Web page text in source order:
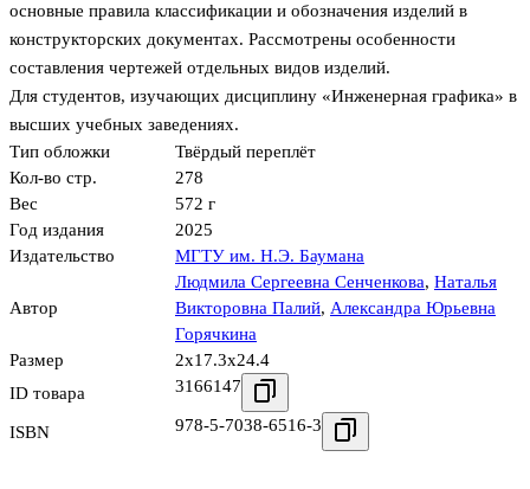
основные правила классификации и обозначения изделий в
конструкторских документах. Рассмотрены особенности
составления чертежей отдельных видов изделий.
Для студентов, изучающих дисциплину «Инженерная графика» в
высших учебных заведениях.
Тип обложки
Твёрдый переплёт
Кол-во стр.
278
Вес
572 г
Год издания
2025
Издательство
МГТУ им. Н.Э. Баумана
Автор
Людмила Сергеевна Сенченкова, Наталья
Викторовна Палий, Александра Юрьевна
Горячкина
Размер
2x17.3x24.4
ID товара
3166147
ISBN 978-5-7038-6516-3